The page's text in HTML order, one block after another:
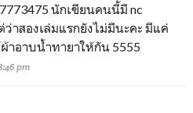
นักเขียนคนนี้มี nc
าสองเล่มแรกยังไม่มีนะคะ มีแค่
าอาบน้ำทายาให้กัน 5555
pm